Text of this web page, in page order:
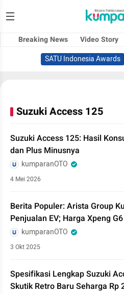
Breaking News Video Story
SATU Indonesia Awards
Suzuki Access 125
Suzuki Access 125: Hasil
dan Plus Minusnya
kumparanOTO
4 Mei 2026
Berita Populer: Arista Group
Penjualan EV; Harga Xpeng
kumparanOTO
3 Okt 2025
Spesifikasi Lengkap Suzuki
Skutik Retro Baru Seharga Rp